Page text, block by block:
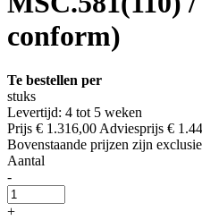
conform)
Te bestellen per
stuks
Levertijd: 4 tot 5 weken
Prijs € 1.316,00 Adviesprijs €
Bovenstaande prijzen zijn
Aantal
-
+